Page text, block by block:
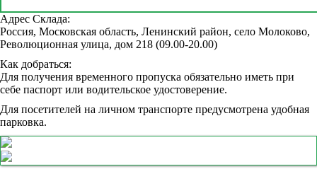
Адрес Склада:
Россия, Московская область, Ленинский район, село Молоково,
Революционная улица, дом 218 (09.00-20.00)
Как добраться:
Для получения временного пропуска обязательно иметь при
себе паспорт или водительское удостоверение.
Для посетителей на личном транспорте предусмотрена удобная
парковка.